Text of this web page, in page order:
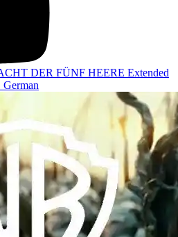
DER FÜNF HEERE Extended